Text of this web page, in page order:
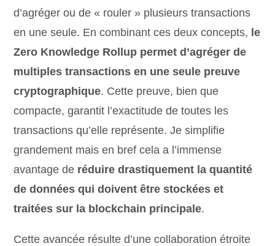
d’agréger ou de « rouler » plusieurs transactions
en une seule. En combinant ces deux concepts, le
Zero Knowledge Rollup permet d’agréger de
multiples transactions en une seule preuve
cryptographique. Cette preuve, bien que
compacte, garantit l’exactitude de toutes les
transactions qu’elle représente. Je simplifie
grandement mais en bref cela a l’immense
avantage de réduire drastiquement la quantité
de données qui doivent être stockées et
traitées sur la blockchain principale.
Cette avancée résulte d’une collaboration étroite